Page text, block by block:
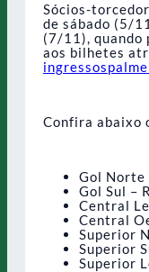
Sócios-
de sábado (5/
(7/11), quando
aos bilhetes
Confira abaixo
Gol Norte
Gol Sul –
Central
Central
Superior
Superior
Superior